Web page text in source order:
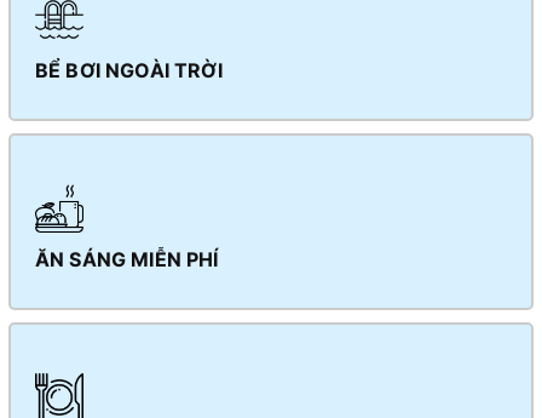
BỂ BƠI NGOÀI TRỜI
ĂN SÁNG MIỄN PHÍ